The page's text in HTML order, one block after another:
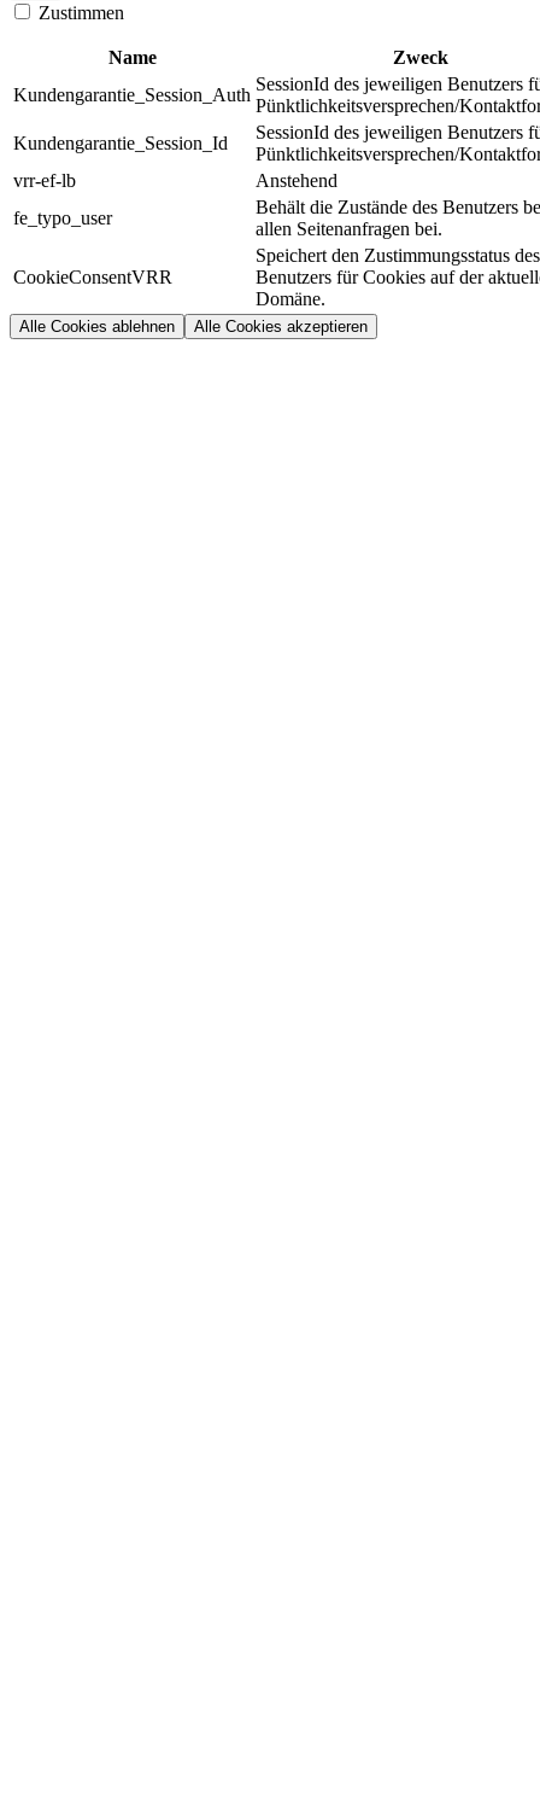
Zustimmen
Name
Zweck
Kundengarantie_Session_Auth
SessionId des jeweiligen Benutzers
Pünktlichkeitsversprechen/
Kundengarantie_Session_Id
SessionId des jeweiligen Benutzers
Pünktlichkeitsversprechen/
vrr-ef-lb
Anstehend
fe_typo_user
Behält die Zustände des Benutzers
allen Seitenanfragen bei.
CookieConsentVRR
Speichert den Zustimmungsstatus des
Benutzers für Cookies auf der
Domäne.
Alle Cookies ablehnen Alle Cookies akzeptieren